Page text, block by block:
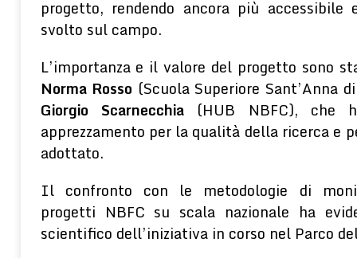
progetto, rendendo ancora più
svolto sul campo.
L’importanza e il valore del progetto sono
Norma Rosso (Scuola Superiore Sant’Anna
Giorgio Scarnecchia(HUB NBFC), che
apprezzamento per la qualità della ricerca e
adottato.
Il confronto con le metodologie di
progetti NBFC su scala nazionale ha
scientifico dell’iniziativa in corso nel Parco